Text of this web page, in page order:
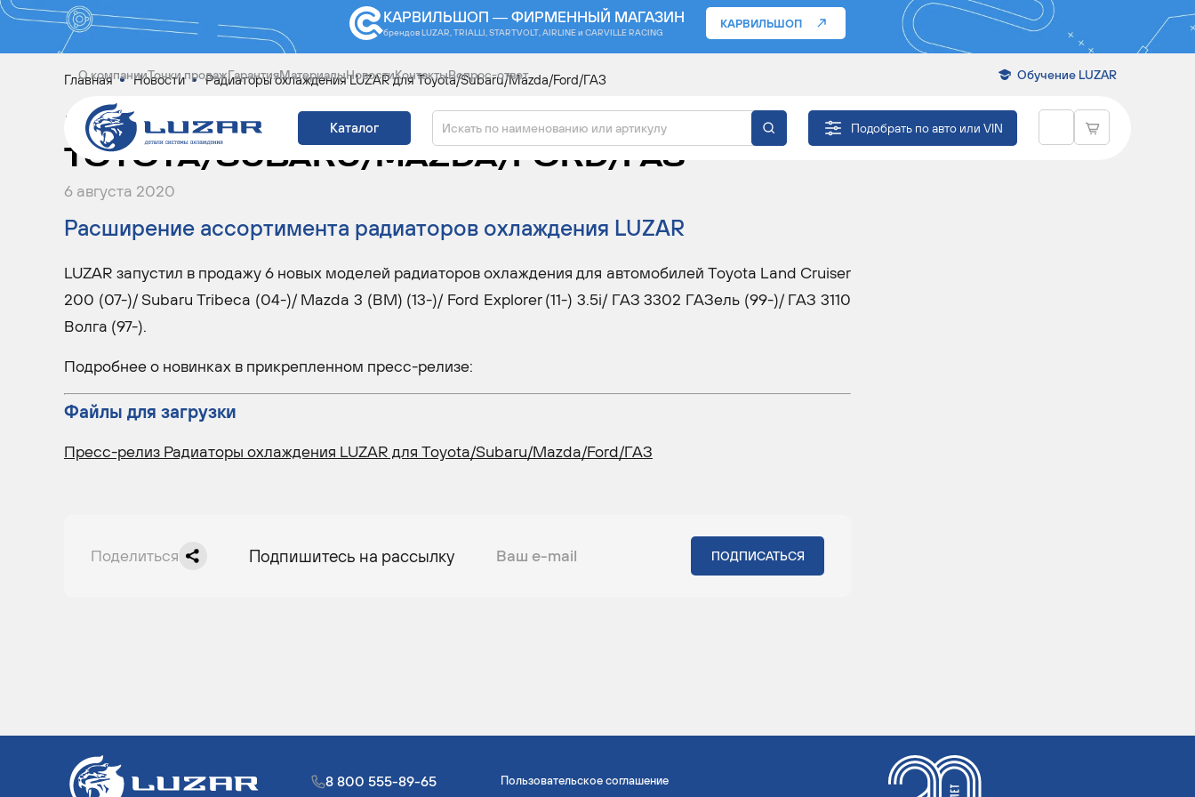
КАРВИЛЬШОП — ФИРМЕННЫЙ МАГАЗИН
брендовLUZAR, TRIALLI, STARTVOLT, AIRLINE и CARVILLE RACING
КАРВИЛЬШОП
О компанииТочки продажГарантияМатериалыНовостиКонтактыВопрос-ответ Обучение LUZAR
Каталог Подобрать по авто или VIN
Главная Новости Радиаторы охлаждения LUZAR для Toyota/Subaru/Mazda/Ford/ГАЗ
РАДИАТОРЫ ОХЛАЖДЕНИЯ LUZAR ДЛЯ
TOYOTA/SUBARU/MAZDA/FORD/ГАЗ
6 августа 2020
Расширение ассортимента радиаторов охлаждения LUZAR
LUZAR запустил в продажу 6 новых моделей радиаторов охлаждения для автомобилей Toyota Land Cruiser
200 (07-)/ Subaru Tribeca (04-)/ Mazda 3 (BM) (13-)/ Ford Explorer (11-) 3.5i/ ГАЗ 3302 ГАЗель (99-)/ ГАЗ 3110
Волга (97-).
Подробнее о новинках в прикрепленном пресс-релизе:
Файлы для загрузки
Пресс-релиз Радиаторы охлаждения LUZAR для Toyota/Subaru/Mazda/Ford/ГАЗ
Поделиться Подпишитесь на рассылку
8 800 555-89-65 Пользовательское соглашение